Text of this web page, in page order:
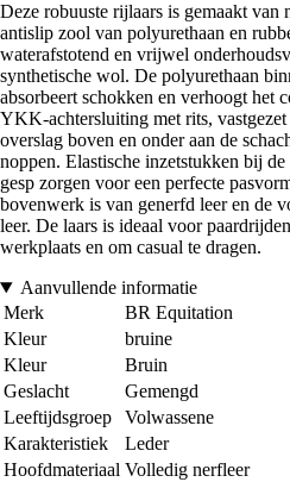
Deze robuuste rijlaars is gemaakt van
antislip zool van polyurethaan en
waterafstotend en vrijwel
synthetische wol. De polyurethaan
absorbeert schokken en verhoogt het
YKK-achtersluiting met rits,
overslag boven en onder aan de
noppen. Elastische inzetstukken bij
gesp zorgen voor een perfecte
bovenwerk is van generfd leer en de
leer. De laars is ideaal voor
werkplaats en om casual te dragen.
Aanvullende informatie
Merk
BR Equitation
Kleur
bruine
Kleur
Bruin
Geslacht
Gemengd
Leeftijdsgroep
Volwassene
Karakteristiek
Leder
Hoofdmateriaal Volledig nerfleer